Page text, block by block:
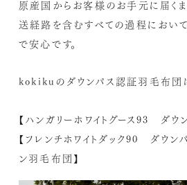
原産国からお客様のお手元に届く
送経路を含むすべての過程におい
で安心です。
kokikuのダウンパス認証羽毛布団
【ハンガリーホワイトグース93 ダウ
【フレンチホワイトダック90 ダウ
ン羽毛布団】